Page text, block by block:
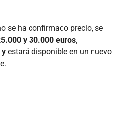
se ha confirmado precio, se
y 30.000 euros,
y estará disponible en un nuevo